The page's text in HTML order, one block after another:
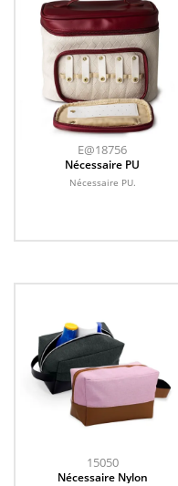
E@18756
Nécessaire PU
Nécessaire PU.
15050
Nécessaire Nylon